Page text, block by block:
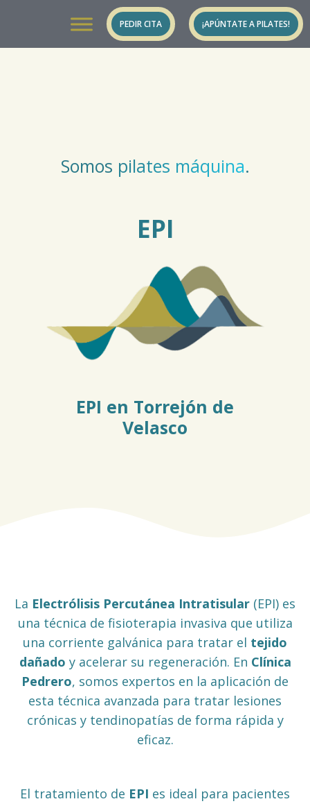
contenido
PEDIR CITA ¡APÚNTATE A PILATES!
Somos pilates máquina.
EPI
EPI en Torrejón de
Velasco
La Electrólisis Percutánea Intratisular (EPI) es
una técnica de fisioterapia invasiva que utiliza
una corriente galvánica para tratar el tejido
dañado y acelerar su regeneración. En Clínica
Pedrero, somos expertos en la aplicación de
esta técnica avanzada para tratar lesiones
crónicas y tendinopatías de forma rápida y
eficaz.
El tratamiento de EPI es ideal para pacientes